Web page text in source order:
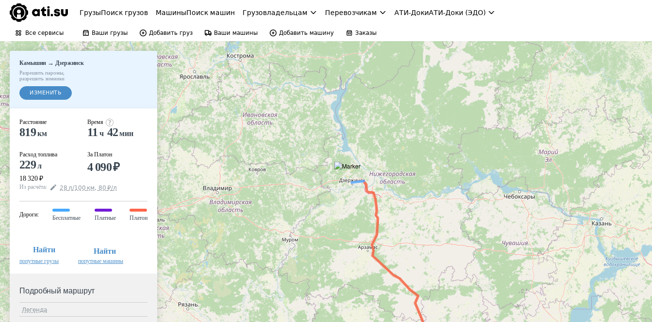
ГрузыПоиск грузов МашиныПоиск машин Грузовладельцам Перевозчикам АТИ-ДокиАТИ-Доки (ЭДО)
Все сервисы Ваши грузы Добавить груз Ваши машины Добавить машину Заказы
Камышин →Дзержинск
Разрешить паромы
разрешить зимники
ИЗМЕНИТЬ
Расстояние
819км
Расход топлива
229л
18 320 ₽
Время
11 ч 42 мин
За Платон
4 090₽
Из расчёта: 28 л/100 км, 80 ₽/л
Дороги:
Бесплатные Платные Платон
Найти
попутные грузы
Найти
попутные машины
Подробный маршрут
Легенда